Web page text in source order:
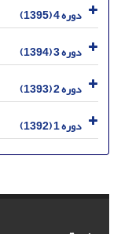
دوره 4 (1395)
دوره 3 (1394)
دوره 2 (1393)
دوره 1 (1392)